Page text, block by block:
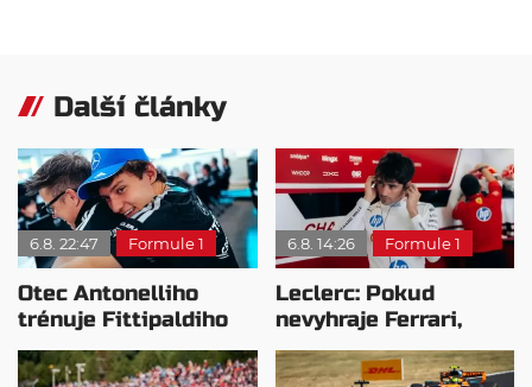
Další články
6.8. 22:47 Formule 1
Otec Antonelliho
trénuje Fittipaldiho
syna: Brazilec
vychvaluje lídra
6.8. 14:26 Formule 1
Leclerc: Pokud
nevyhraje Ferrari,
přeji titul
Antonellimu